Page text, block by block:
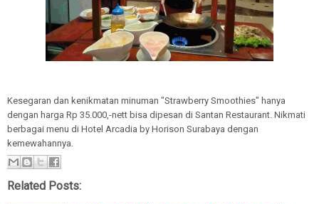
Kesegaran dan kenikmatan minuman "Strawberry Smoothies" hanya
dengan harga Rp 35.000,-nett bisa dipesan di Santan Restaurant. Nikmati
berbagai menu di Hotel Arcadia by Horison Surabaya dengan
kemewahannya.
Related Posts: